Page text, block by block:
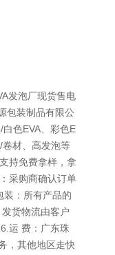
发泡厂现货售电
包装制品有限公
色EVA、彩色E
卷材、高发泡等
持免费拿样，拿
采购商确认订单
装：所有产品的
货物流由客户
运 费：广东珠
，其他地区走快